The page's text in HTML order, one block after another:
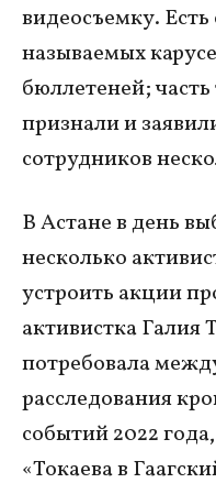
видеосъемку.
называемых
бюллетеней;
признали и
сотрудников
В Астане в день
несколько
устроить акции
активистка Галия
потребовала
расследования
событий 2022
«Токаева в